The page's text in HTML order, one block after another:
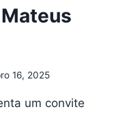
16, 2025
um convite